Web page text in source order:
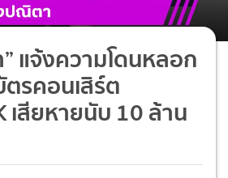
แจ้งความโดนหลอก
รคอนเสิร์ต
เสียหายนับ 10 ล้าน